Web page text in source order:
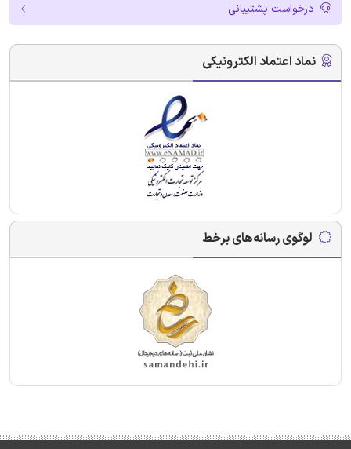
درخواست پشتیبانی
نماد اعتماد الکترونیکی
لوگوی رسانه‌های برخط